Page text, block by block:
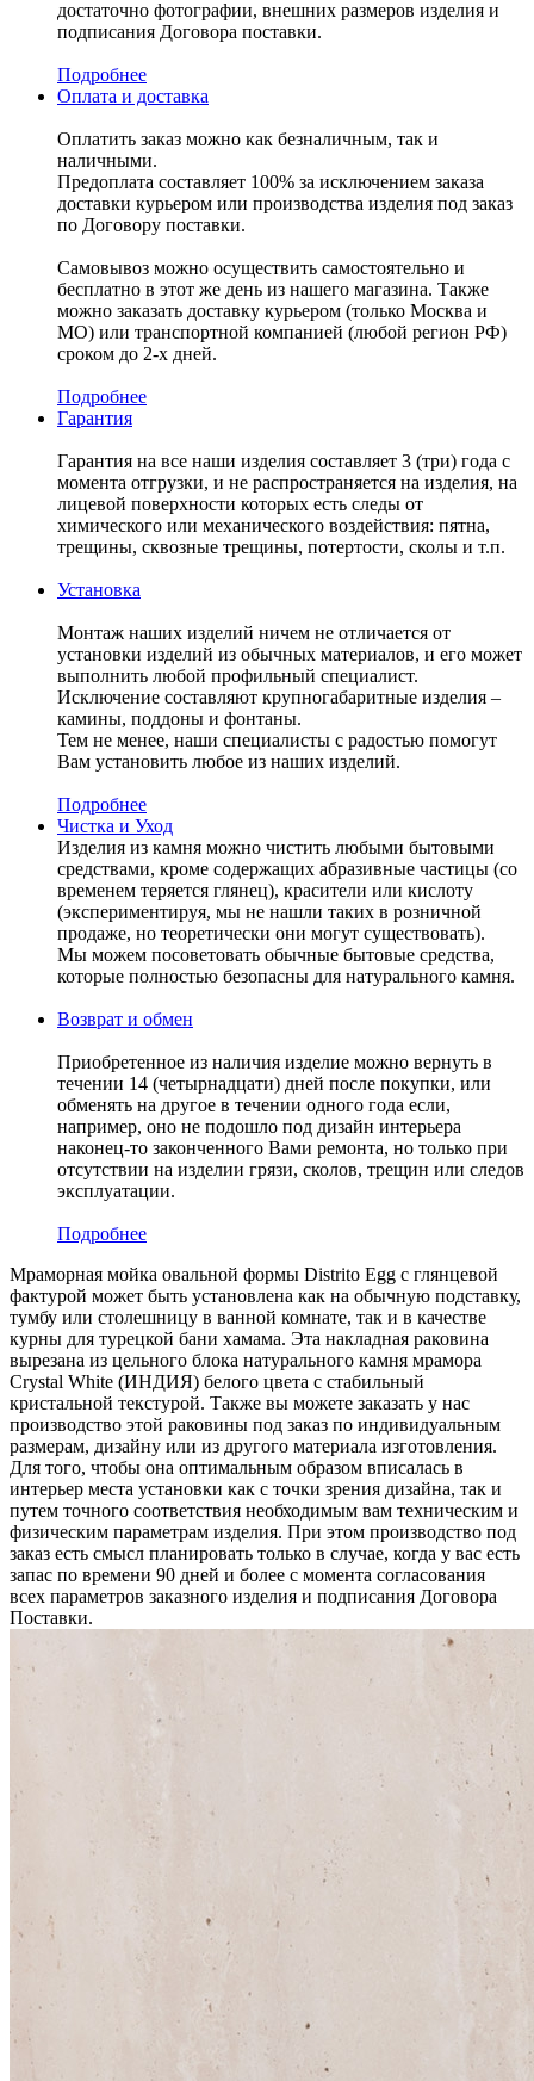
достаточно фотографии, внешних размеров изделия и
подписания Договора поставки.
Подробнее
Оплата и доставка
Оплатить заказ можно как безналичным, так и
наличными.
Предоплата составляет 100% за исключением заказа
доставки курьером или производства изделия под заказ
по Договору поставки.
Самовывоз можно осуществить самостоятельно и
бесплатно в этот же день из нашего магазина. Также
можно заказать доставку курьером (только Москва и
МО) или транспортной компанией (любой регион РФ)
сроком до 2-х дней.
Подробнее
Гарантия
Гарантия на все наши изделия составляет 3 (три) года с
момента отгрузки, и не распространяется на изделия, на
лицевой поверхности которых есть следы от
химического или механического воздействия: пятна,
трещины, сквозные трещины, потертости, сколы и т.п.
Установка
Монтаж наших изделий ничем не отличается от
установки изделий из обычных материалов, и его может
выполнить любой профильный специалист.
Исключение составляют крупногабаритные изделия –
камины, поддоны и фонтаны.
Тем не менее, наши специалисты с радостью помогут
Вам установить любое из наших изделий.
Подробнее
Чистка и Уход
Изделия из камня можно чистить любыми бытовыми
средствами, кроме содержащих абразивные частицы (со
временем теряется глянец), красители или кислоту
(экспериментируя, мы не нашли таких в розничной
продаже, но теоретически они могут существовать).
Мы можем посоветовать обычные бытовые средства,
которые полностью безопасны для натурального камня.
Возврат и обмен
Приобретенное из наличия изделие можно вернуть в
течении 14 (четырнадцати) дней после покупки, или
обменять на другое в течении одного года если,
например, оно не подошло под дизайн интерьера
наконец-то законченного Вами ремонта, но только при
отсутствии на изделии грязи, сколов, трещин или следов
эксплуатации.
Подробнее
Мраморная мойка овальной формы Distrito Egg с глянцевой
фактурой может быть установлена как на обычную подставку,
тумбу или столешницу в ванной комнате, так и в качестве
курны для турецкой бани хамама. Эта накладная раковина
вырезана из цельного блока натурального камня мрамора
Crystal White (ИНДИЯ) белого цвета c стабильный
кристальной текстурой. Также вы можете заказать у нас
производство этой раковины под заказ по индивидуальным
размерам, дизайну или из другого материала изготовления.
Для того, чтобы она оптимальным образом вписалась в
интерьер места установки как с точки зрения дизайна, так и
путем точного соответствия необходимым вам техническим и
физическим параметрам изделия. При этом производство под
заказ есть смысл планировать только в случае, когда у вас есть
запас по времени 90 дней и более с момента согласования
всех параметров заказного изделия и подписания Договора
Поставки.